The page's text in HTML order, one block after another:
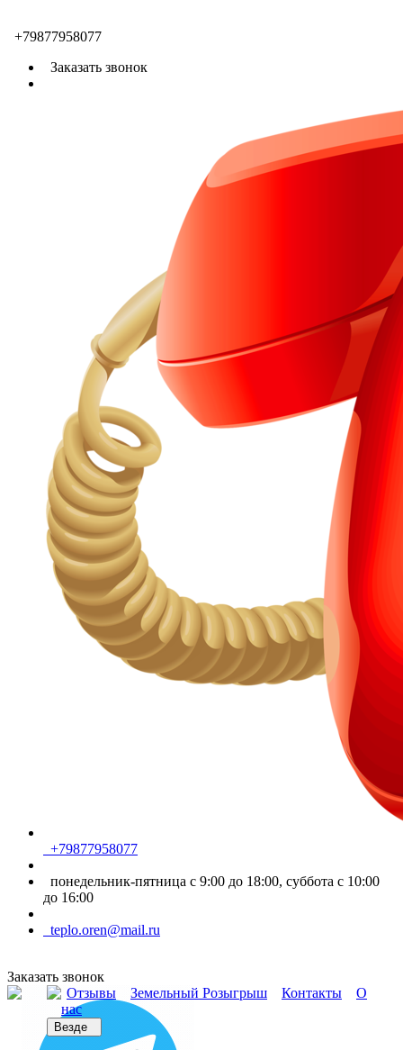
+79877958077
Заказать звонок
+79877958077
понедельник-пятница с 9:00 до 18:00, суббота с 10:00
до 16:00
teplo.oren@mail.ru
Заказать звонок
Отзывы
Земельный Розыгрыш Контакты
О
нас
Везде